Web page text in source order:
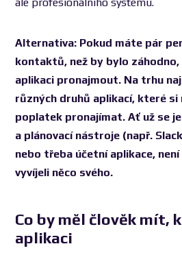
Alternativa: Pokud máte pár
kontaktů, než by bylo
aplikaci pronajmout. Na trhu
různých druhů aplikací, které si
poplatek pronajímat. Ať už se
a plánovací nástroje (např.
nebo třeba účetní aplikace,
vyvíjeli něco svého.
Co by měl člověk mít,
aplikaci